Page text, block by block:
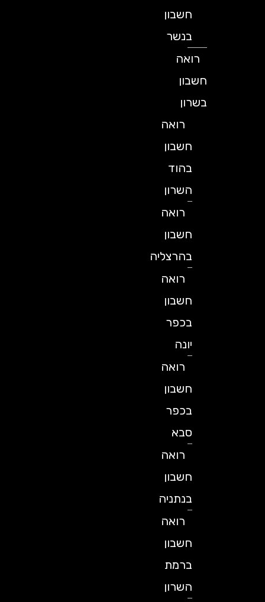
חשבון
בנשר
רואה
חשבון
בשרון
רואה
חשבון
בהוד
השרון
רואה
חשבון
בהרצליה
רואה
חשבון
בכפר
רואה
חשבון
בכפר
רואה
חשבון
בנתניה
רואה
חשבון
ברמת
השרון